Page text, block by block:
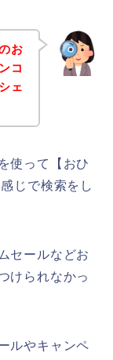
お
コ
ェ
使って【おひ
じで検索をし
セールなどお
けられなかっ
ルやキャンペ